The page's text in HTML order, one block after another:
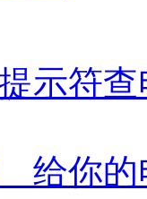
示符
给你的